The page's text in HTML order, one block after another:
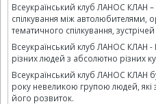
Всеукраїнський клуб ЛАНОС КЛАН
спілкування між автолюбителями,
тематичного спілкування,
Всеукраїнський клуб ЛАНОС КЛАН
різних людей з абсолютно різних
Всеукраїнський клуб ЛАНОС КЛАН
року невеликою групою людей,
його розвиток.